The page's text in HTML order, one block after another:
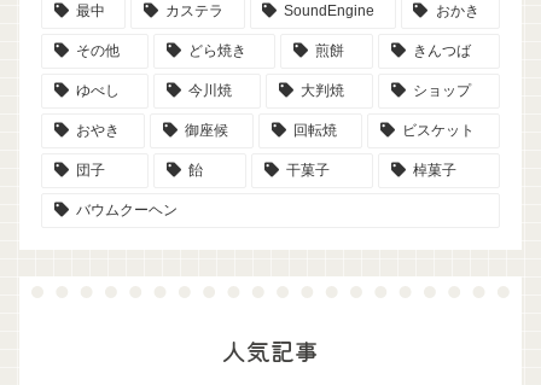
最中 カステラ SoundEngine おかき
その他 どら焼き 煎餅 きんつば
ゆべし 今川焼 大判焼 ショップ
おやき 御座候 回転焼 ビスケット
団子 飴 干菓子 棹菓子
バウムクーヘン
人気記事